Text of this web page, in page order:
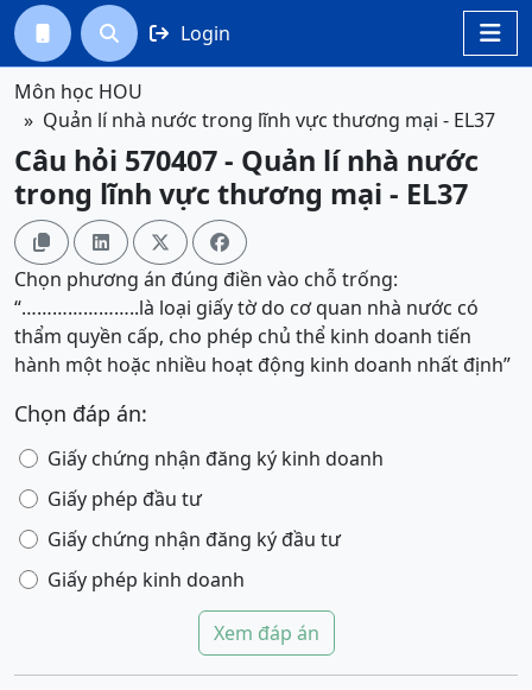

  Login
Môn học HOU
Quản lí nhà nước trong lĩnh vực thương mại - EL37
Câu hỏi 570407 - Quản lí nhà nước
trong lĩnh vực thương mại - EL37
   
Chọn phương án đúng điền vào chỗ trống:
“…………………..là loại giấy tờ do cơ quan nhà nước có
thẩm quyền cấp, cho phép chủ thể kinh doanh tiến
hành một hoặc nhiều hoạt động kinh doanh nhất định”
Chọn đáp án:
Giấy chứng nhận đăng ký kinh doanh
Giấy phép đầu tư
Giấy chứng nhận đăng ký đầu tư
Giấy phép kinh doanh
Xem đáp án